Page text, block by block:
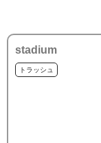
stadium
トラッシュ